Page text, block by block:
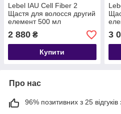
Lebel IAU Cell Fiber 2
Щастя для волосся другий
елемент 500 мл
2 880 ₴
Купити
3
Про нас
96% позитивних з 25 відгуків